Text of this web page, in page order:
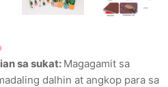
sa sukat: Magagamit sa
dalhin at angkop para sa